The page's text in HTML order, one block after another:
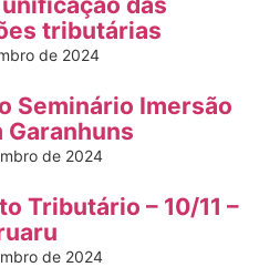
tributárias
de 2024
Seminário Imersão
Garanhuns
de 2024
Tributário – 10/11 –
de 2024